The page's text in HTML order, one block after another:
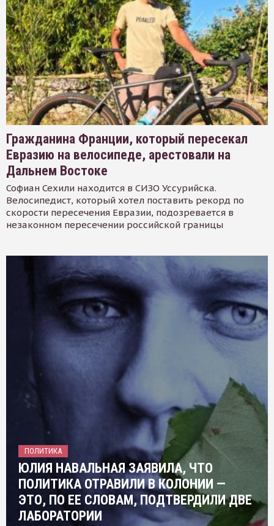
Гражданина Франции, который пересекал
Евразию на велосипеде, арестовали на
Дальнем Востоке
Софиан Сехили находится в СИЗО Уссурийска.
Велосипедист, который хотел поставить рекорд по
скорости пересечения Евразии, подозревается в
незаконном пересечении российской границы
ПОЛИТИКА
ЮЛИЯ НАВАЛЬНАЯ ЗАЯВИЛА, ЧТО
ПОЛИТИКА ОТРАВИЛИ В КОЛОНИИ —
ЭТО, ПО ЕЕ СЛОВАМ, ПОДТВЕРДИЛИ ДВЕ
ЛАБОРАТОРИИ